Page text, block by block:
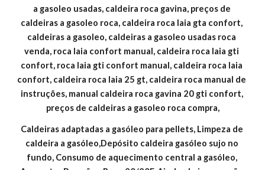
a gasoleo usadas, caldeira roca gavina, preços de
caldeiras a gasoleo roca, caldeira roca laia gta confort,
caldeiras a gasoleo, caldeiras a gasoleo usadas roca
venda, roca laia confort manual, caldeira roca laia gti
confort, roca laia gti confort manual, caldeira roca laia
confort, caldeira roca laia 25 gt, caldeira roca manual de
instruções, manual caldeira roca gavina 20 gti confort,
preços de caldeiras a gasoleo roca compra,
Caldeiras adaptadas a gasóleo para pellets, Limpeza de
caldeira a gasóleo,Depósito caldeira gasóleo sujo no
fundo, Consumo de aquecimento central a gasóleo,